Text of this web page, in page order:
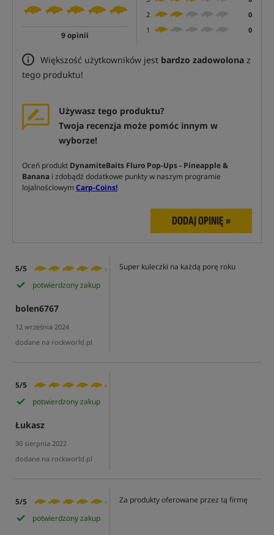
9 opinii
2
0
1
0
Większość użytkowników jest bardzo zadowolona z
tego produktu!
Używasz tego produktu?
Twoja recenzja może pomóc innym w
wyborze!
Oceń produkt DynamiteBaits Fluro Pop-Ups - Pineapple &
Banana i zdobądź dodatkowe punkty w naszym programie
lojalnościowymCarp-Coins!
DODAJ OPINIĘ »
5/5
potwierdzony zakup
bolen6767
12 września 2024
dodane na rockworld.pl
Super kuleczki na każdą porę roku
5/5
potwierdzony zakup
Łukasz
30 sierpnia 2022
dodane na rockworld.pl
5/5
potwierdzony zakup
Za produkty oferowane przez tą firmę